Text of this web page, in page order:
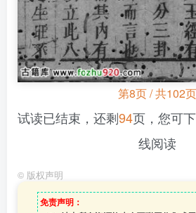
第8页 / 共102页
试读已结束，还剩94页，您可
线阅读
© 版权声明
免责声明：